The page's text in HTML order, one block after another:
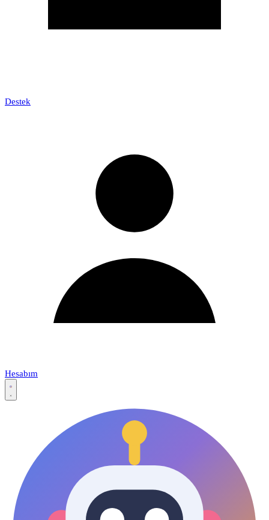
Destek
Hesabım